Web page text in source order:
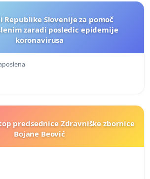
Republike Slovenije za pomoč
zaradi posledic epidemije
koronavirusa
predsednice Zdravniške zbornice
Bojane Beović